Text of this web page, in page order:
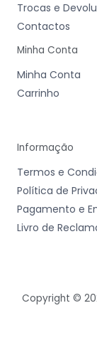
Trocas e
Contactos
Minha Conta
Minha Conta
Carrinho
Informação
Termos e
Política de
Pagamento e
Livro de
Copyright ©